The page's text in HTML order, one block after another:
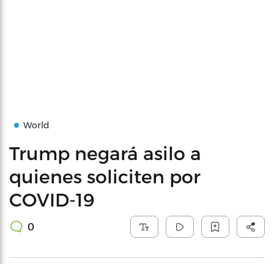
World
Trump negará asilo a
quienes soliciten por
COVID-19
0